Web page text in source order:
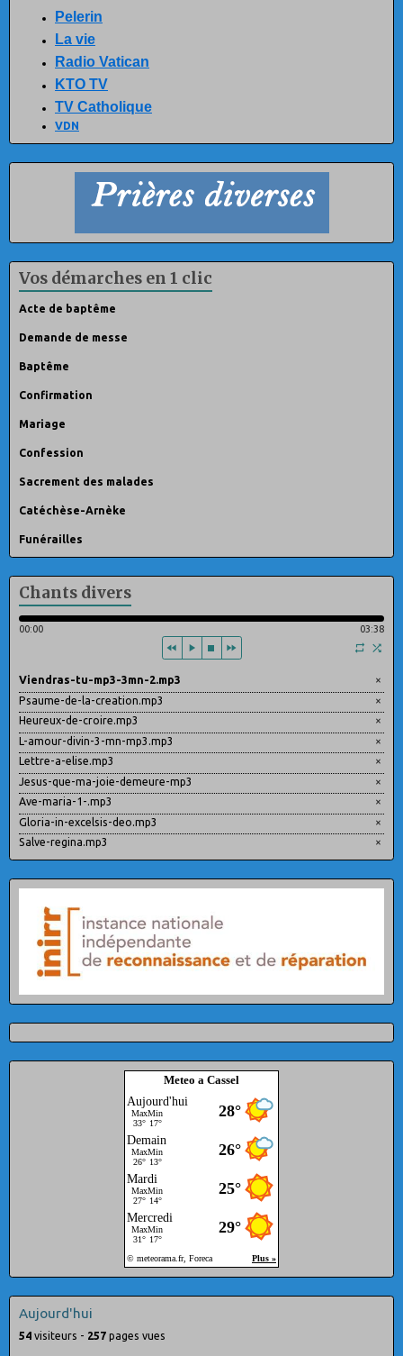
Pelerin
La vie
Radio Vatican
KTO TV
TV Catholique
VDN
Vos démarches en 1 clic
Acte de baptême
Demande de messe
Baptême
Confirmation
Mariage
Confession
Sacrement des malades
Catéchèse-Arnèke
Funérailles
Chants divers
00:00 03:38
×
Viendras-tu-mp3-3mn-2.mp3
×
Psaume-de-la-creation.mp3
×
Heureux-de-croire.mp3
×
L-amour-divin-3-mn-mp3.mp3
×
Lettre-a-elise.mp3
×
Jesus-que-ma-joie-demeure-mp3
×
Ave-maria-1-.mp3
×
Gloria-in-excelsis-deo.mp3
×
Salve-regina.mp3
Meteo a Cassel
Aujourd'hui
54 visiteurs - 257 pages vues